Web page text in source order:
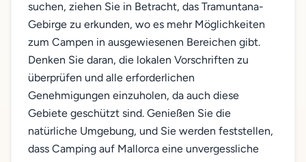
suchen, ziehen Sie in Betracht, das Tramuntana-
Gebirge zu erkunden, wo es mehr Möglichkeiten
zum Campen in ausgewiesenen Bereichen gibt.
Denken Sie daran, die lokalen Vorschriften zu
überprüfen und alle erforderlichen
Genehmigungen einzuholen, da auch diese
Gebiete geschützt sind. Genießen Sie die
natürliche Umgebung, und Sie werden feststellen,
dass Camping auf Mallorca eine unvergessliche